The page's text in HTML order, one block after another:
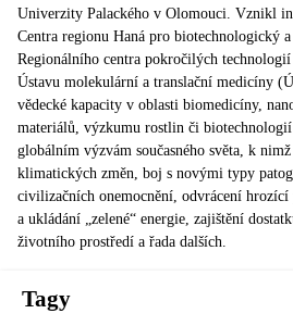
Univerzity Palackého v Olomouci. Vznikl
Centra regionu Haná pro biotechnologický
Regionálního centra pokročilých
Ústavu molekulární a translační medicíny
vědecké kapacity v oblasti biomedicíny,
materiálů, výzkumu rostlin či biotechnologií
globálním výzvám současného světa, k
klimatických změn, boj s novými typy
civilizačních onemocnění, odvrácení
a ukládání „zelené“ energie, zajištění
životního prostředí a řada dalších.
Tagy